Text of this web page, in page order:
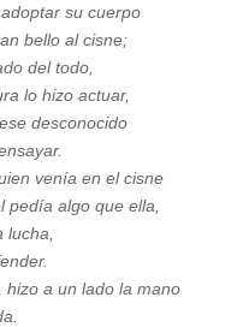
su cuerpo
bello al cisne;
del todo,
lo hizo actuar,
desconocido
venía en el cisne
pedía algo que ella,
lucha,
hizo a un lado la mano